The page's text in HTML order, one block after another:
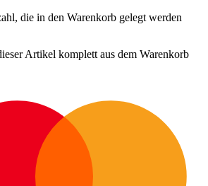
die in den Warenkorb gelegt werden
Artikel komplett aus dem Warenkorb